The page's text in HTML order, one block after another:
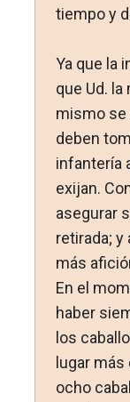
tiempo y
Ya que la
que Ud.
mismo se
deben
infantería
exijan.
asegurar
retirada;
más
En el
haber
los
lugar
ocho